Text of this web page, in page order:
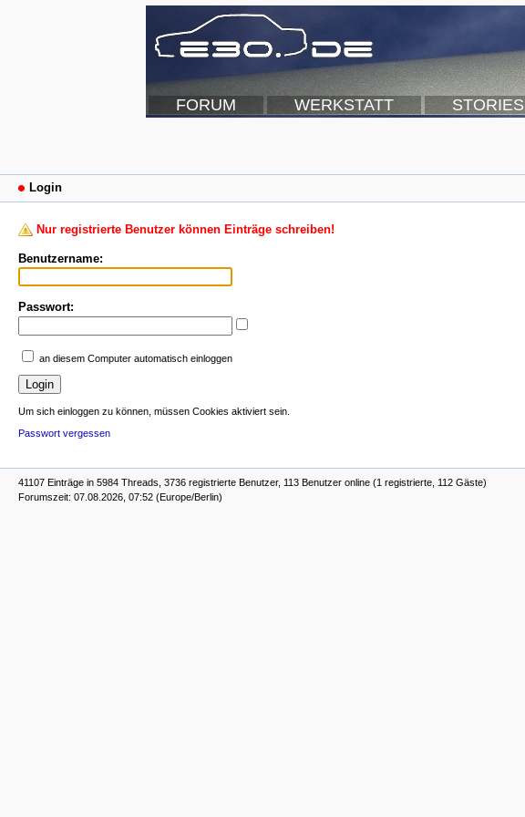
FORUM WERKSTATT STORIES
Login
Nur registrierte Benutzer können Einträge schreiben!
Benutzername:
Passwort:
an diesem Computer automatisch einloggen
Um sich einloggen zu können, müssen Cookies aktiviert sein.
Passwort vergessen
41107 Einträge in 5984 Threads, 3736 registrierte Benutzer, 113 Benutzer online (1 registrierte, 112 Gäste)
Forumszeit: 07.08.2026, 07:52 (Europe/Berlin)